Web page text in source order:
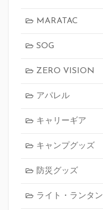
MARATAC
SOG
ZERO VISION
アパレル
キャリーギア
キャンプグッズ
防災グッズ
ライト・ランタン